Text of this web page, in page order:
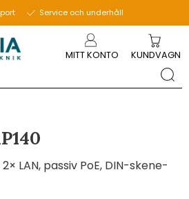
Service och underhåll
MITT KONTO KUNDVAGN
LAN, passiv PoE, DIN-skene-